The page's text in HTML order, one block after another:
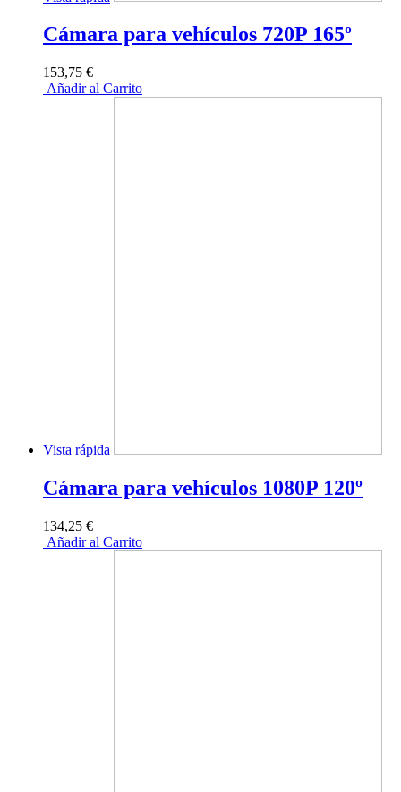
Cámara para vehículos 720P 165º
153,75 €
Añadir al Carrito
Vista rápida
Cámara para vehículos 1080P 120º
134,25 €
Añadir al Carrito